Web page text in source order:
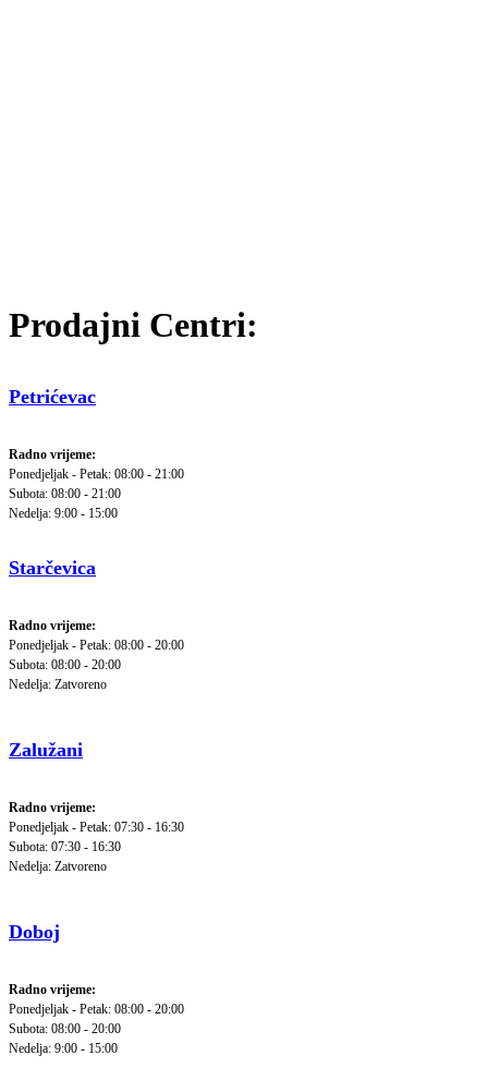
Prodajni Centri:
Petrićevac
Radno vrijeme:
Ponedjeljak - Petak: 08:00 - 21:00
Subota: 08:00 - 21:00
Nedelja: 9:00 - 15:00
Starčevica
Radno vrijeme:
Ponedjeljak - Petak: 08:00 - 20:00
Subota: 08:00 - 20:00
Nedelja: Zatvoreno
Zalužani
Radno vrijeme:
Ponedjeljak - Petak: 07:30 - 16:30
Subota: 07:30 - 16:30
Nedelja: Zatvoreno
Doboj
Radno vrijeme:
Ponedjeljak - Petak: 08:00 - 20:00
Subota: 08:00 - 20:00
Nedelja: 9:00 - 15:00